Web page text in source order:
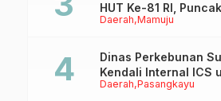
Daerah Mamuju
HUT Ke-81 RI,
Lapangan Ahmad
Daerah Pasangkayu
Dinas Perkebunan
Kendali Internal ICS
Sertifikasi ISPO